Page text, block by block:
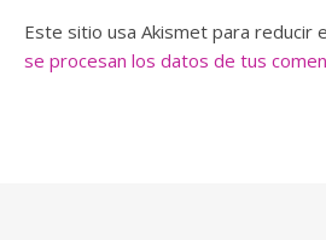
Este sitio usa Akismet para reducir
se procesan los datos de tus